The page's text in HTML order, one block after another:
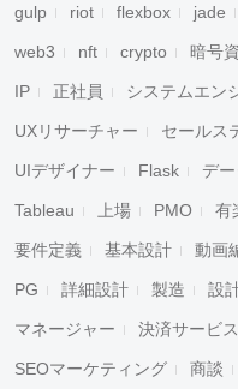
gulp riot flexbox jade
web3 nft crypto 暗号
IP 正社員 システムエン
UXリサーチャー セールス
UIデザイナー Flask デ
Tableau 上場 PMO 有
要件定義 基本設計 動画
PG 詳細設計 製造 設
マネージャー 決済サービス
SEOマーケティング 商談